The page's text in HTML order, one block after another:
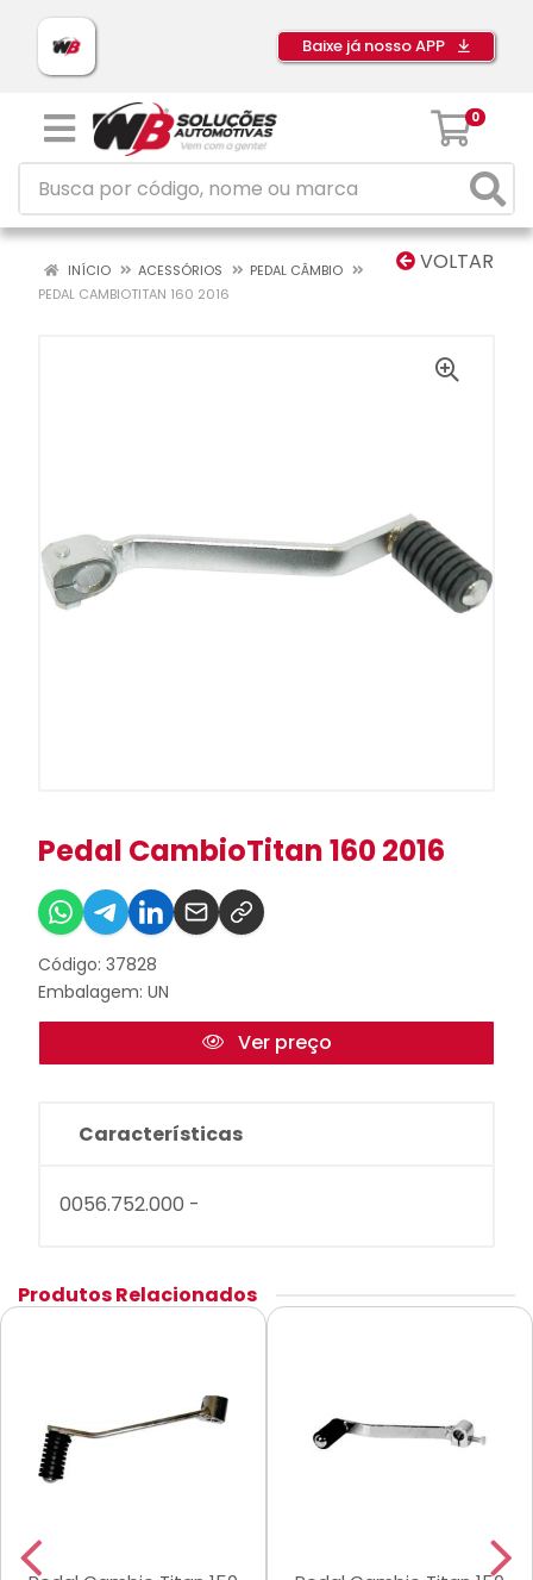
Baixe já nosso APP
0
VOLTAR
INÍCIO ACESSÓRIOS
PEDAL CÂMBIO
PEDAL CAMBIOTITAN 160 2016
Pedal CambioTitan 160 2016
Código: 37828
Embalagem: UN
Ver preço
Características
0056.752.000 -
Produtos Relacionados